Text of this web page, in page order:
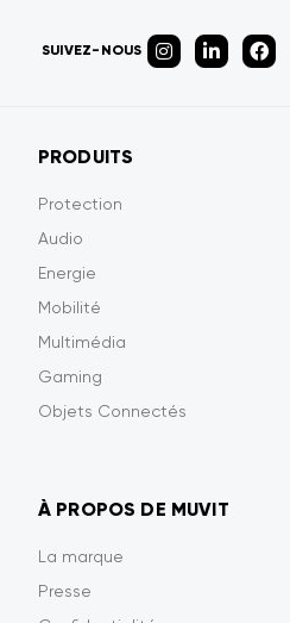
SUIVEZ-NOUS
PRODUITS
Protection
Audio
Energie
Mobilité
Multimédia
Gaming
Objets Connectés
À PROPOS DE MUVIT
La marque
Presse